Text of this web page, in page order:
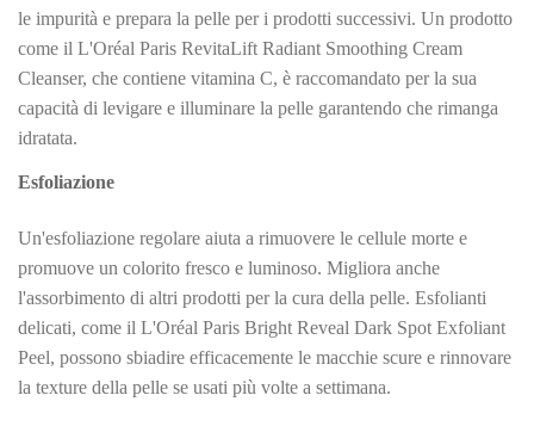
le impurità e prepara la pelle per i prodotti successivi. Un prodotto
come il L'Oréal Paris RevitaLift Radiant Smoothing Cream
Cleanser, che contiene vitamina C, è raccomandato per la sua
capacità di levigare e illuminare la pelle garantendo che rimanga
idratata.
Esfoliazione
Un'esfoliazione regolare aiuta a rimuovere le cellule morte e
promuove un colorito fresco e luminoso. Migliora anche
l'assorbimento di altri prodotti per la cura della pelle. Esfolianti
delicati, come il L'Oréal Paris Bright Reveal Dark Spot Exfoliant
Peel, possono sbiadire efficacemente le macchie scure e rinnovare
la texture della pelle se usati più volte a settimana.